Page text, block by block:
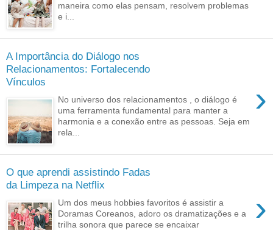
maneira como elas pensam, resolvem problemas
e i...
A Importância do Diálogo nos
Relacionamentos: Fortalecendo
Vínculos
›
No universo dos relacionamentos , o diálogo é
uma ferramenta fundamental para manter a
harmonia e a conexão entre as pessoas. Seja em
rela...
O que aprendi assistindo Fadas
da Limpeza na Netflix
›
Um dos meus hobbies favoritos é assistir a
Doramas Coreanos, adoro os dramatizações e a
trilha sonora que parece se encaixar